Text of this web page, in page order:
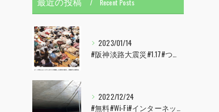
Recent Posts
2023/01/14
#阪神淡路大震災#1.17#つどい#むすぶ#すむーず#西宮市#甲子園
2022/12/24
#無料#Wi-Fi#インターネット#配線#配管工事#大阪市#港区#すむーず#西宮市#甲子園